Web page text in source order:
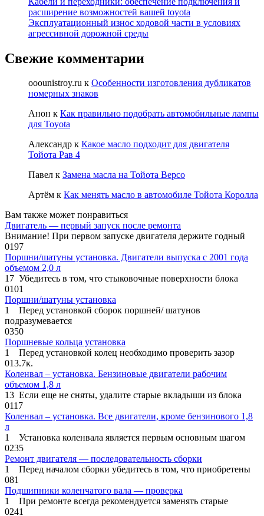
расширение возможностей вашей toyota
Эксплуатационный износ ходовой части в условиях
агрессивной дорожной среды
Свежие комментарии
ooounistroy.ru к Особенности изготовления дубликатов
номерных знаков
Анон к Как правильно подобрать автомобильные лампы
для Toyota
Александр к Какое масло подходит для двигателя
Тойота Рав 4
Павел к Замена масла на Тойота Версо
Артём к Как менять масло в автомобиле Тойота Королла
Вам также может понравиться
Двигатель — первый запуск после ремонта
Внимание! При первом запуске двигателя держите годный
0197
Поршни/шатуны установка. Двигатели выпуска с 2001 года
объемом 2,0 л
17 Убедитесь в том, что стыковочные поверхности блока
0101
Поршни/шатуны установка
1 Перед установкой сборок поршней/ шатунов
подразумевается
0350
Поршневые кольца установка
1 Перед установкой колец необходимо проверить зазор
013.7к.
Коленвал – установка. Бензиновые двигатели рабочим
объемом 1,8 л
13 Если еще не сняты, удалите старые вкладыши из блока
0117
Коленвал – установка. Все двигатели, кроме бензинового 1,8
л
1 Установка коленвала является первым основным шагом
0235
Ремонт двигателя — последовательность сборки
1 Перед началом сборки убедитесь в том, что приобретены
081
Подшипники коленчатого вала — проверка
1 При ремонте всегда рекомендуется заменять старые
0241